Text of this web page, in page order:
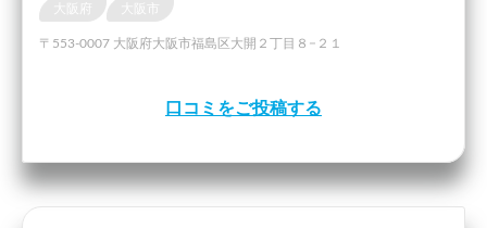
〒553-0007 大阪府大阪市福島区大開２丁目８−２１
口コミをご投稿する